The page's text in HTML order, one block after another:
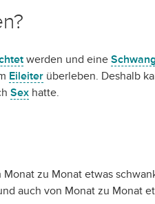
werden und eine
Eileiter überleben. Deshalb
Sex hatte.
zu Monat etwas
auch von Monat zu Monat